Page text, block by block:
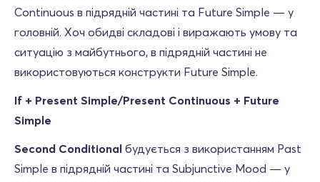
Continuous в підрядній частині та Future Simple — у
головній. Хоч обидві складові і виражають умову та
ситуацію з майбутнього, в підрядній частині не
використовуються конструкти Future Simple.
If + Present Simple/Present Continuous + Future
Simple
Second Conditional будується з використанням Past
Simple в підрядній частині та Subjunctive Mood — у